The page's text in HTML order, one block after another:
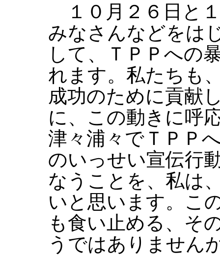
１０月２６日と
みなさんなどをは
して、ＴＰＰへの
れます。私たちも
成功のために貢献
に、この動きに呼
津々浦々でＴＰＰ
のいっせい宣伝行
なうことを、私は
いと思います。こ
も食い止める、そ
うではありません